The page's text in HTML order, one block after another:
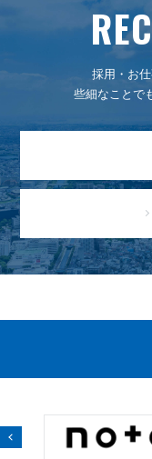
採用・お
些細なことで